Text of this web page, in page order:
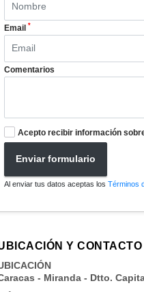
Email *
Comentarios
Acepto recibir información
Enviar formulario
Al enviar tus datos aceptas los Términos
Y CONTACTO
- Miranda - Dtto.